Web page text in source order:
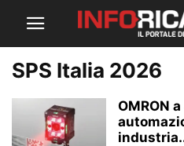
SPS Italia 2026
OMRON